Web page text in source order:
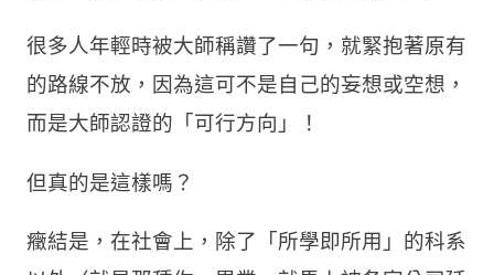
很多人年輕時被大師稱讚了一句，就緊抱著原有
的路線不放，因為這可不是自己的妄想或空想，
而是大師認證的「可行方向」！
但真的是這樣嗎？
癥結是，在社會上，除了「所學即所用」的科系